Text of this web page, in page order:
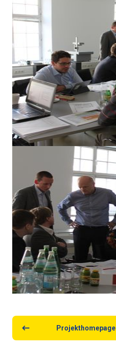
Projekthomepage